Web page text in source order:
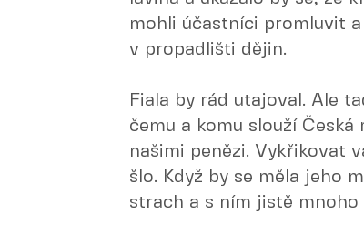
mohli účastníci promluvit
v propadlišti dějin.
Fiala by rád utajoval. Ale
čemu a komu slouží
našimi penězi. Vykřikovat
šlo. Když by se měla jeho
strach a s ním jistě mnoho